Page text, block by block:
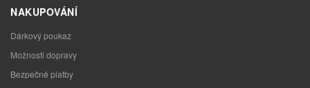
NAKUPOVÁNÍ
Dárkový poukaz
Možnosti dopravy
Bezpečné platby